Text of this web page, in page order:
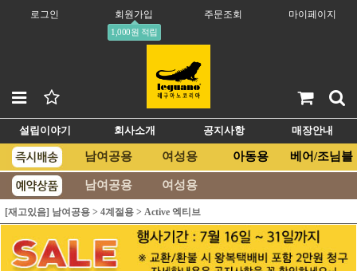
로그인 회원가입
1,000원 적립
주문조회 마이페이지
설립이야기 회사소개 공지사항 매장안내
남여공용 여성용 아동용 베어/조님블
남여공용 여성용
[재고있음] 남여공용 > 4계절용 > Active 엑티브